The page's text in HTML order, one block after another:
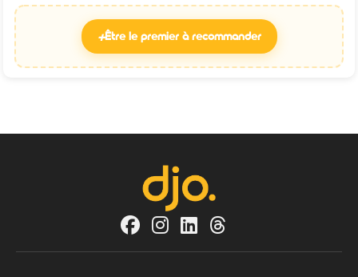
+Être le premier à recommander